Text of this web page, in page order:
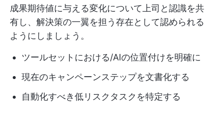
成果期待値に与える変化について上司と認識を共
有し、解決策の一翼を担う存在として認められる
ようにしましょう。
ツールセットにおける/AIの位置付けを明確に
現在のキャンペーンステップを文書化する
自動化すべき低リスクタスクを特定する